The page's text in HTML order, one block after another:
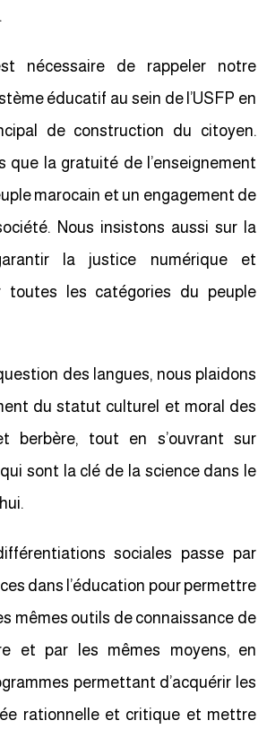
nécessaire de rappeler notre
éducatif au sein de l’USFP en
de construction du citoyen.
que la gratuité de l’enseignement
marocain et un engagement de
Nous insistons aussi sur la
la justice numérique et
toutes les catégories du peuple
des langues, nous plaidons
du statut culturel et moral des
berbère, tout en s’ouvrant sur
qui sont la clé de la science dans le
sociales passe par
dans l’éducation pour permettre
mêmes outils de connaissance de
et par les mêmes moyens, en
permettant d’acquérir les
rationnelle et critique et mettre